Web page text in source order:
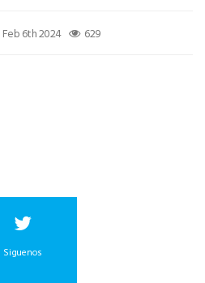
Feb 6th 2024 629
Siguenos